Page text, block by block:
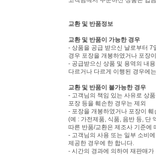
교환 및 반품정보
교환 및 반품이 가능한 경우
- 상품을 공급 받으신 날로부터 7
경우 포장을 개봉하였거나 포장
- 공급받으신 상품 및 용역의 내
다르거나 다르게 이행된 경우에
교환 및 반품이 불가능한 경우
- 고객님의 책임 있는 사유로 상
포장 등을 훼손한 경우는 제외
- 포장을 개봉하였거나 포장이
(예 : 가전제품, 식품, 음반 등, 단
따른 반품/교환은 제조사 기준에
- 고객님의 사용 또는 일부 소비
제공한 경우에 한 합니다.
- 시간의 경과에 의하여 재판매